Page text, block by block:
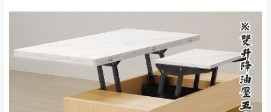
NT$500元
＊A108產品另收運費
$ 9,000以上：免
運費
$ 9,000以下：
卓蘭鎮、三灣、通
霄山區、西湖、泰
安鄉、大湖鄉、頭
快速到貨商品，無法指定特定時間送達，司
天在家等貨，以節省您的寶貴時間。
由於百貨公司配送較為不易，故暫無法配送
至百貨公司內部。